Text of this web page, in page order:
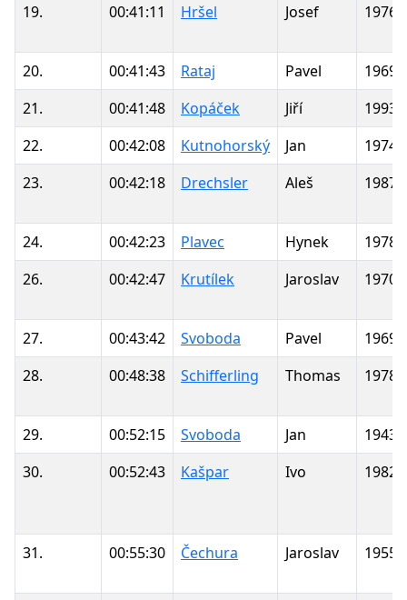
19.
00:41:11 Hršel Josef 1976
20. 00:41:43 Rataj Pavel
1969
21.
00:41:48 Kopáček Jiří
1993
22.
00:42:08 Kutnohorský Jan
1974
23.
00:42:18 Drechsler Aleš 1987
24. 00:42:23 Plavec Hynek
1978
26.
00:42:47 Krutílek Jaroslav 1970
27. 00:43:42 Svoboda Pavel
1969
28.
00:48:38 Schifferling Thomas 1978
29. 00:52:15 Svoboda Jan
1943
30.
00:52:43 Kašpar Ivo 1982
31. 00:55:30 Čechura Jaroslav 1955